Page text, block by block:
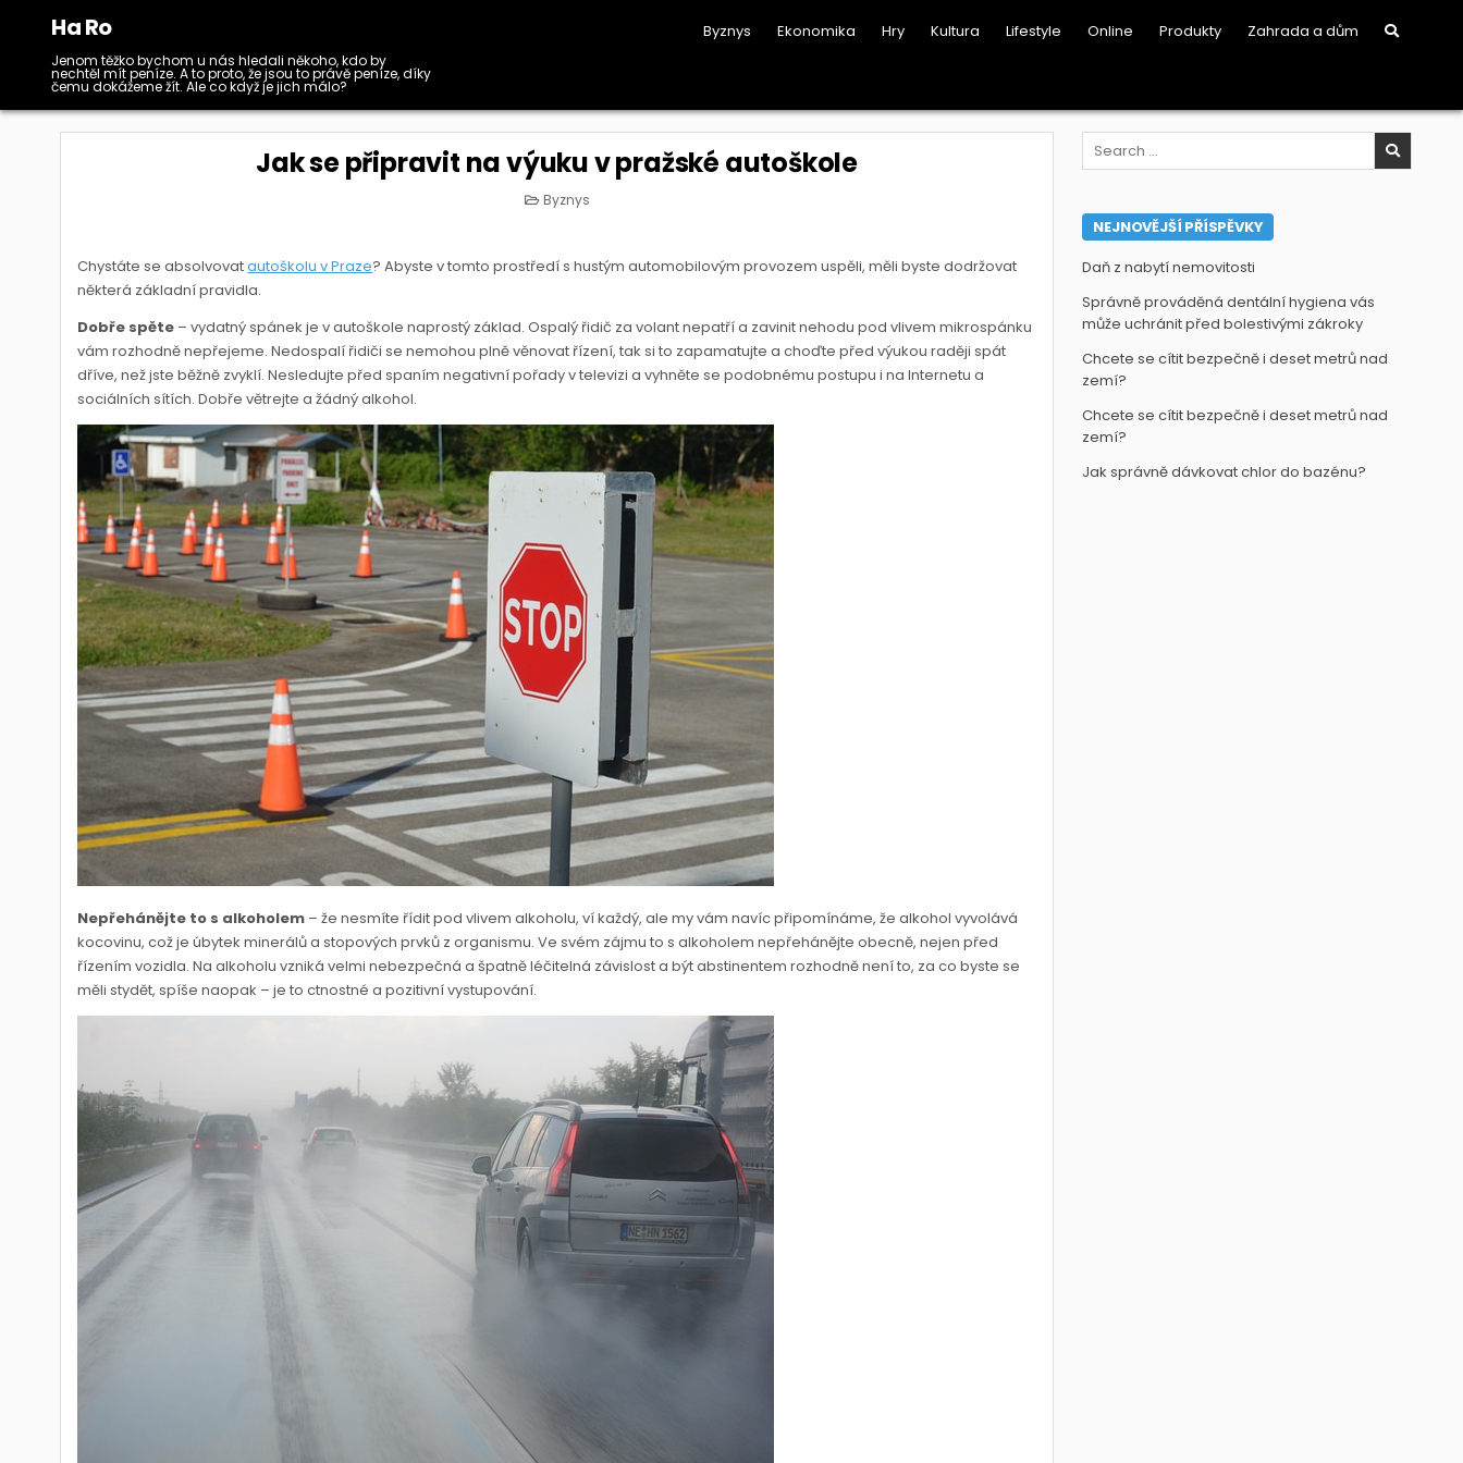
Ha Ro
Jenom těžko bychom u nás hledali někoho, kdo by
nechtěl mít peníze. A to proto, že jsou to právě peníze, díky
čemu dokážeme žít. Ale co když je jich málo?
Byznys Ekonomika Hry Kultura Lifestyle Online Produkty Zahrada a dům
Jak se připravit na výuku v pražské autoškole
Posted
in
Byznys
Chystáte se absolvovatautoškolu v Praze? Abyste v tomto prostředí s hustým automobilovým provozem uspěli, měli byste dodržovat
některá základní pravidla.
Dobře spěte – vydatný spánek je v autoškole naprostý základ. Ospalý řidič za volant nepatří a zavinit nehodu pod vlivem mikrospánku
vám rozhodně nepřejeme. Nedospalí řidiči se nemohou plně věnovat řízení, tak si to zapamatujte a choďte před výukou raději spát
dříve, než jste běžně zvyklí. Nesledujte před spaním negativní pořady v televizi a vyhněte se podobnému postupu i na Internetu a
sociálních sítích. Dobře větrejte a žádný alkohol.
Nepřehánějte to s alkoholem – že nesmíte řídit pod vlivem alkoholu, ví každý, ale my vám navíc připomínáme, že alkohol vyvolává
kocovinu, což je úbytek minerálů a stopových prvků z organismu. Ve svém zájmu to s alkoholem nepřehánějte obecně, nejen před
řízením vozidla. Na alkoholu vzniká velmi nebezpečná a špatně léčitelná závislost a být abstinentem rozhodně není to, za co byste se
měli stydět, spíše naopak – je to ctnostné a pozitivní vystupování.
Search
for:
NEJNOVĚJŠÍ PŘÍSPĚVKY
Daň z nabytí nemovitosti
Správně prováděná dentální hygiena vás
může uchránit před bolestivými zákroky
Chcete se cítit bezpečně i deset metrů nad
zemí?
Chcete se cítit bezpečně i deset metrů nad
zemí?
Jak správně dávkovat chlor do bazénu?